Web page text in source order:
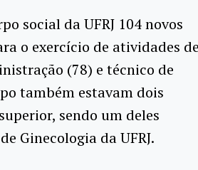
social da UFRJ 104 novos
o exercício de atividades
(78) e técnico de
também estavam dois
sendo um deles
Ginecologia da UFRJ.